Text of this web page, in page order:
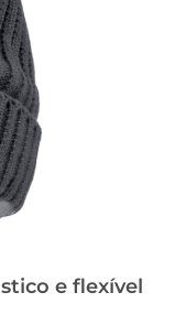
e flexível